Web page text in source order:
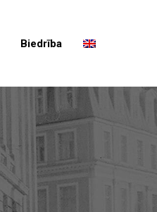
Biedrība